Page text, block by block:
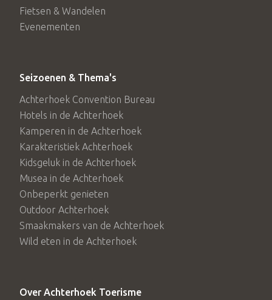
Fietsen & Wandelen
Evenementen
Seizoenen & Thema's
Achterhoek Convention Bureau
Hotels in de Achterhoek
Kamperen in de Achterhoek
Karakteristiek Achterhoek
Kidsgeluk in de Achterhoek
Musea in de Achterhoek
Onbeperkt genieten
Outdoor Achterhoek
Smaakmakers van de Achterhoek
Wild eten in de Achterhoek
Over Achterhoek Toerisme